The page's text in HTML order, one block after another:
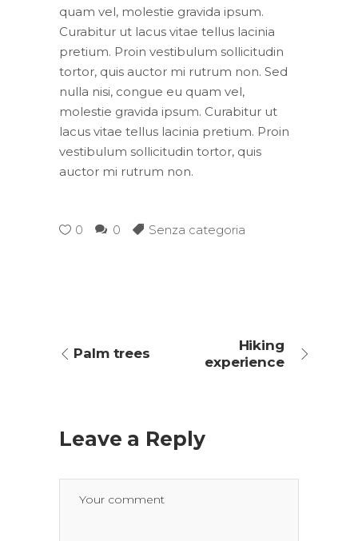
quam vel, molestie gravida ipsum.
Curabitur ut lacus vitae tellus lacinia
pretium. Proin vestibulum sollicitudin
tortor, quis auctor mi rutrum non. Sed
nulla nisi, congue eu quam vel,
molestie gravida ipsum. Curabitur ut
lacus vitae tellus lacinia pretium. Proin
vestibulum sollicitudin tortor, quis
auctor mi rutrum non.
0 0 Senza categoria
Palm trees
Hiking
experience
Leave a Reply